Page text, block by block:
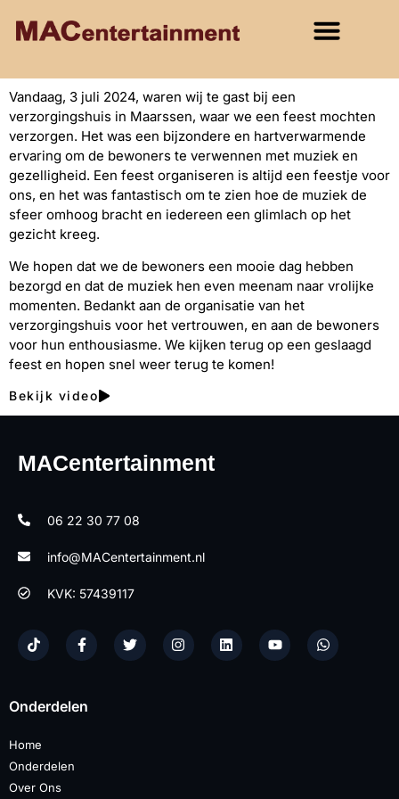
Vandaag, 3 juli 2024, waren wij te gast bij een
verzorgingshuis in Maarssen, waar we een feest mochten
verzorgen. Het was een bijzondere en hartverwarmende
ervaring om de bewoners te verwennen met muziek en
gezelligheid. Een feest organiseren is altijd een feestje voor
ons, en het was fantastisch om te zien hoe de muziek de
sfeer omhoog bracht en iedereen een glimlach op het
gezicht kreeg.
We hopen dat we de bewoners een mooie dag hebben
bezorgd en dat de muziek hen even meenam naar vrolijke
momenten. Bedankt aan de organisatie van het
verzorgingshuis voor het vertrouwen, en aan de bewoners
voor hun enthousiasme. We kijken terug op een geslaagd
feest en hopen snel weer terug te komen!
Bekijk video
MACentertainment
06 22 30 77 08
info@MACentertainment.nl
KVK: 57439117
Onderdelen
Home
Onderdelen
Over Ons